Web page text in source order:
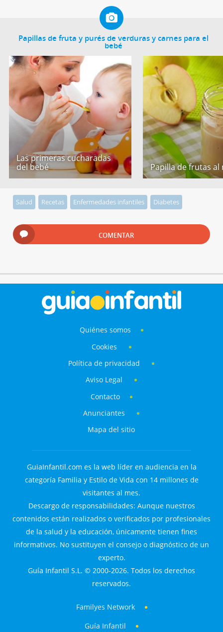
Papillas de fruta y purés de verduras y carnes para el
bebé
Las primeras cucharadas
del bebé
Papilla de frutas al
Salud Recetas Enfermedades infantiles Diabetes
COMENTAR
Quiénes somos
Cookies
Política de privacidad
Aviso Legal
Contacto
Anunciantes
Mapa del sitio
GuiaInfantil.com es la web líder en audiencia en la
categoría Familia y Estilo de Vida con 14 millones de
visitantes al mes.
Descargo de responsabilidades: Aunque nuestros
contenidos están realizados o verificados por profesionales
de la salud y la educación, únicamente tienen fines
informativos. No sustituyen el consejo o diagnóstico de un
experto.
Guía Infantil S.L. © 2000-2026. Todos los derechos
reservados.
Familyes Network
Guía Infantil